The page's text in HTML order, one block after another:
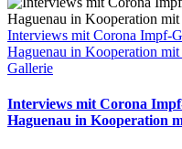
Interviews mit Corona Impf-
Haguenau in Kooperation mit
Gallerie
Interviews mit Corona
Haguenau in Kooperation